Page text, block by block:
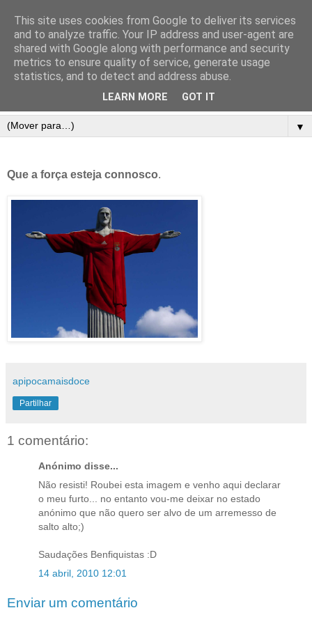
▼
Que a força esteja connosco.
apipocamaisdoce
Partilhar
1 comentário:
Anónimo disse...
Não resisti! Roubei esta imagem e venho aqui declarar
o meu furto... no entanto vou-me deixar no estado
anónimo que não quero ser alvo de um arremesso de
salto alto;)
Saudações Benfiquistas :D
14 abril, 2010 12:01
Enviar um comentário
This site uses cookies from Google to deliver its services
and to analyze traffic. Your IP address and user-agent are
shared with Google along with performance and security
metrics to ensure quality of service, generate usage
statistics, and to detect and address abuse.
LEARN MORE GOT IT